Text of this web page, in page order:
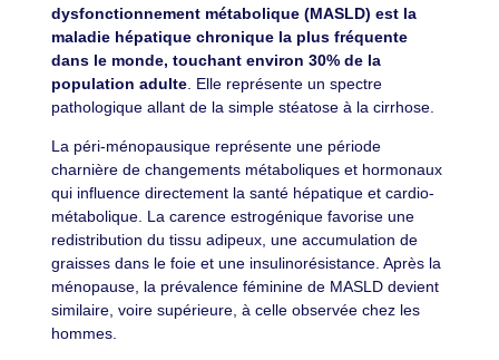
dysfonctionnement métabolique (MASLD) est la
maladie hépatique chronique la plus fréquente
dans le monde, touchant environ 30% de la
population adulte. Elle représente un spectre
pathologique allant de la simple stéatose à la cirrhose.
La péri-ménopausique représente une période
charnière de changements métaboliques et hormonaux
qui influence directement la santé hépatique et cardio-
métabolique. La carence estrogénique favorise une
redistribution du tissu adipeux, une accumulation de
graisses dans le foie et une insulinorésistance. Après la
ménopause, la prévalence féminine de MASLD devient
similaire, voire supérieure, à celle observée chez les
hommes.